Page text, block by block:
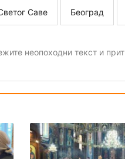
Саве Београд
неопоходни текст и